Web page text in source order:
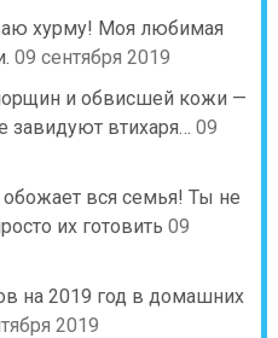
хурму! Моя любимая
09 сентября 2019
и обвисшей кожи —
завидуют втихаря… 09
вся семья! Ты не
их готовить 09
на 2019 год в домашних
2019